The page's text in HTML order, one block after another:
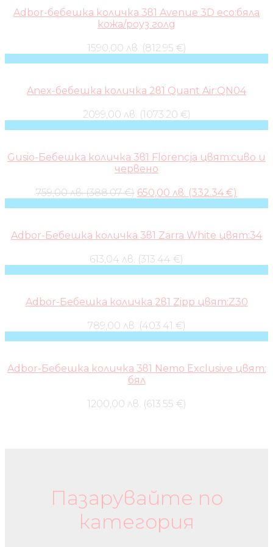
Adbor-бебешка количка 3в1 Avenue 3D eco:бяла
кожа/роуз голд
1590,00 лв. (812.95 €)
Anex-бебешка количка 2в1 Quant Air:QN04
2099,00 лв. (1073.20 €)
Gusio-Бебешка количка 3в1 Florencja цвят:сиво и
червено
759,00 лв. (388.07 €) Original
650,00 лв. (332.34 €)
Adbor-Бебешка количка 3в1 Zarra White цвят:34
613,04 лв. (313.44 €)
Adbor-Бебешка количка 2в1 Zipp цвят:Z30
789,00 лв. (403.41 €)
Adbor-Бебешка количка 3в1 Nemo Exclusive цвят:
бял
1200,00 лв. (613.55 €)
Пазарувайте по
категория